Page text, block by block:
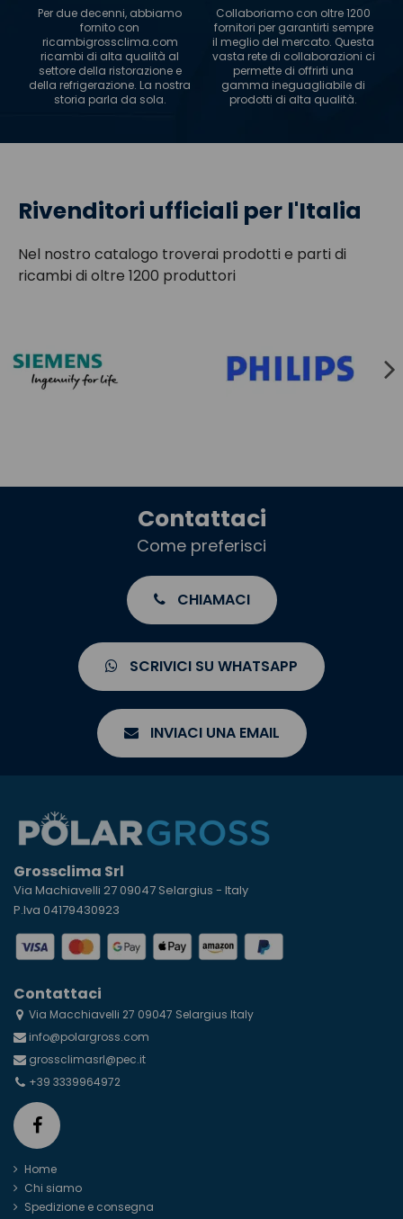
Per due decenni, abbiamo
fornito con
ricambigrossclima.com
ricambi di alta qualità al
settore della ristorazione e
della refrigerazione. La nostra
storia parla da sola.
Collaboriamo con oltre 1200
fornitori per garantirti sempre
il meglio del mercato. Questa
vasta rete di collaborazioni ci
permette di offrirti una
gamma ineguagliabile di
prodotti di alta qualità.
Rivenditori ufficiali per l'Italia
Nel nostro catalogo troverai prodotti e parti di
ricambi di oltre 1200 produttori
Contattaci
Come preferisci
CHIAMACI
SCRIVICI SU WHATSAPP
INVIACI UNA EMAIL
Grossclima Srl
Via Machiavelli 27 09047 Selargius - Italy
P.Iva 04179430923
Contattaci
Via Macchiavelli 27 09047 Selargius Italy
info@polargross.com
grossclimasrl@pec.it
+39 3339964972
Home
Chi siamo
Spedizione e consegna